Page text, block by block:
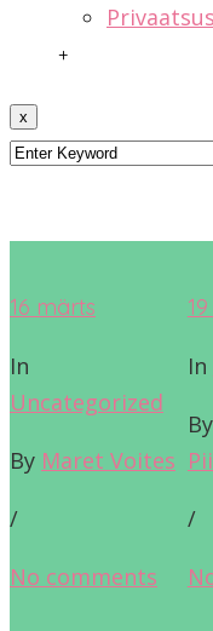
+
x
16 märts
In
Uncategorized
By Maret Voites
/
No comments
19
In
By
/